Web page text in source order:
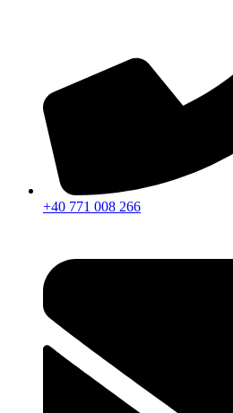
+40 771 008 266